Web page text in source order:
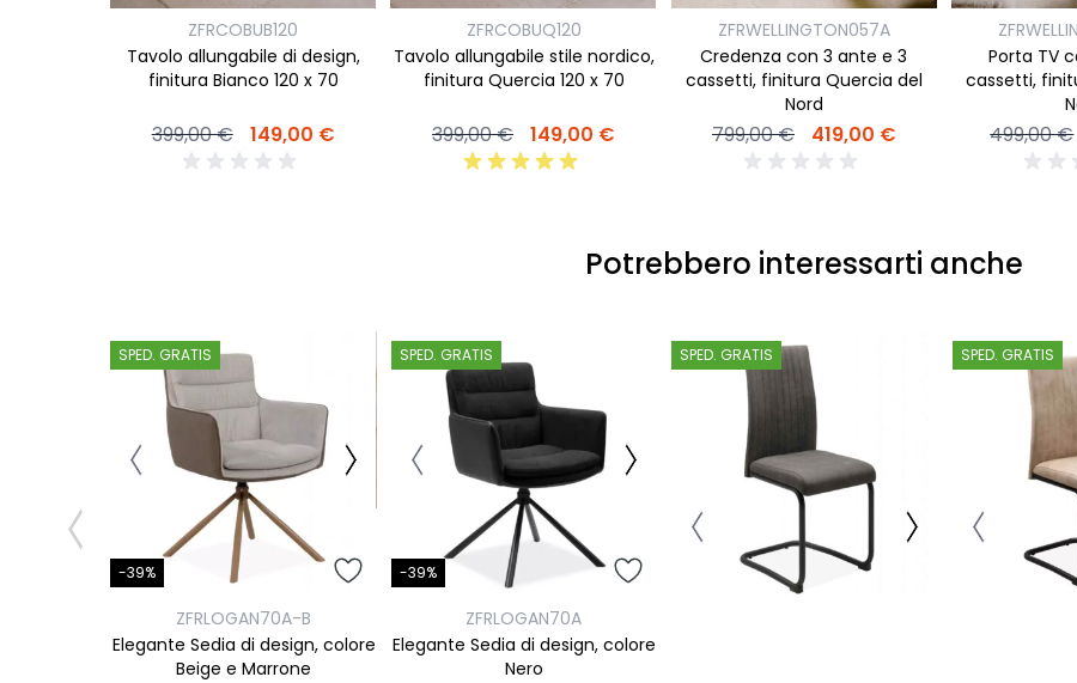
ZFRCOBUB120
Tavolo allungabile di design,
finitura Bianco 120 x 70
399,00 € 149,00 €
ZFRCOBUQ120
Tavolo allungabile stile nordico,
finitura Quercia 120 x 70
399,00 € 149,00 €
ZFRWELLINGTON057A
Credenza con 3 ante e 3
cassetti, finitura Quercia del
Nord
799,00 € 419,00 €
Porta TV
cassetti,
499,00 €
Potrebbero interessarti anche
SPED. GRATIS
-39%
ZFRLOGAN70A-B
Elegante Sedia di design, colore
Beige e Marrone
SPED. GRATIS
-39%
ZFRLOGAN70A
Elegante Sedia di design, colore
Nero
SPED. GRATIS SPED. GRATIS